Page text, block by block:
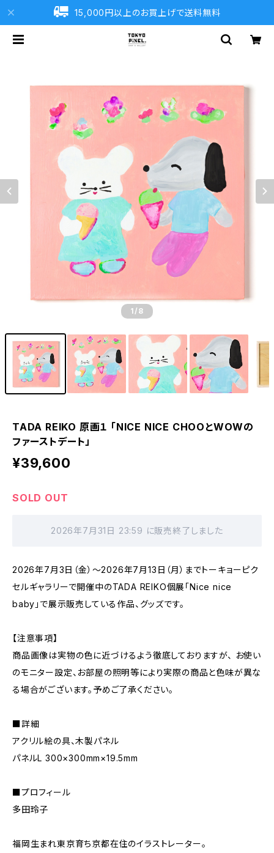
15,000円以上のお買上げで送料無料
1 /8
TADA REIKO 原画１ 「NICE NICE CHOOとWOWの
ファーストデート」
¥39,600
SOLD OUT
2026年7月31日 23:59 に販売終了しました
2026年7月3日（金）～2026年7月13日（月）までトーキョーピク
セルギャラリーで開催中のTADA REIKO個展「Nice nice
baby」で展示販売している作品、グッズです。
【注意事項】
商品画像は実物の色に近づけるよう徹底しておりますが、 お使い
のモニター設定、お部屋の照明等により実際の商品と色味が異な
る場合がございます。予めご了承ください。
■詳細
アクリル絵の具、木製パネル
パネルL 300×300mm×19.5mm
■プロフィール
多田玲子
福岡生まれ東京育ち京都在住のイラストレーター。